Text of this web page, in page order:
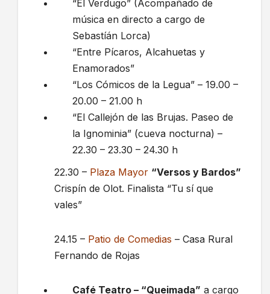
“El Verdugo” (Acompañado de
música en directo a cargo de
Sebastíán Lorca)
“Entre Pícaros, Alcahuetas y
Enamorados”
“Los Cómicos de la Legua” – 19.00 –
20.00 – 21.00 h
“El Callejón de las Brujas. Paseo de
la Ignominia” (cueva nocturna) –
22.30 – 23.30 – 24.30 h
22.30 – Plaza Mayor “Versos y Bardos”
Crispín de Olot. Finalista “Tu sí que
vales”
24.15 – Patio de Comedias – Casa Rural
Fernando de Rojas
Café Teatro – “Queimada” a cargo